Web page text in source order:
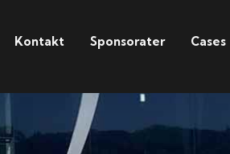
Kontakt Sponsorater Cases